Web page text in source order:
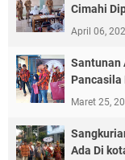
Cimahi
April 06,
Santunan
Pancasila
Maret 25,
Ada Di